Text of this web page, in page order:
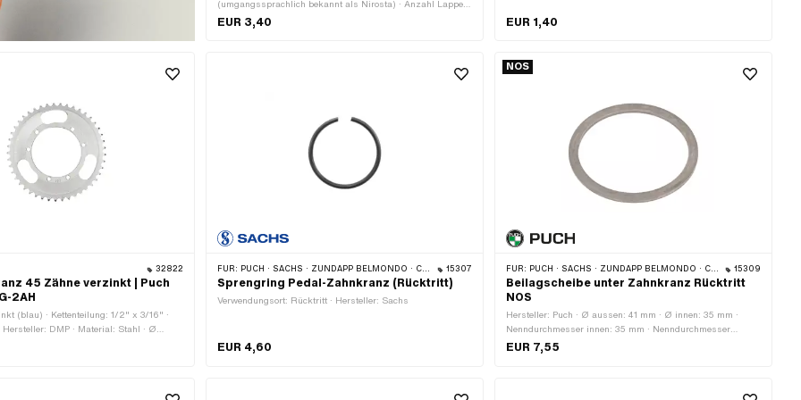
(umgangssprachlich bekannt als Nirosta) · Anzahl Lappen:
2 Stk.
EUR 3,40
Aussensechskant · Schraubenkopf: Sechskant · Schaft:
Nein · Gewindelänge: 12 mm
EUR 1,40
32822
45 Zähne verzinkt | Puch
2AH
(blau) · Kettenteilung: 1/2" x 3/16" ·
Hersteller: DMP · Material: Stahl · Ø
Zähne: 45 Stk. · Ø Lochkreis: 106
FÜR: PUCH · SACHS · ZÜNDAPP BELMONDO · CILO 15307
Sprengring Pedal-Zahnkranz (Rücktritt)
Verwendungsort: Rücktritt · Hersteller: Sachs
EUR 4,60
NOS
FÜR: PUCH · SACHS · ZÜNDAPP BELMONDO · CILO 15309
Beilagscheibe unter Zahnkranz Rücktritt
NOS
Hersteller: Puch · Ø aussen: 41 mm · Ø innen: 35 mm ·
Nenndurchmesser innen: 35 mm · Nenndurchmesser
(Gewinde): 35 mm · Dicke: 1.7 mm
EUR 7,55